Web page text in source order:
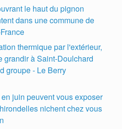
le haut du pignon
dans une commune de
thermique par l'extérieur,
grandir à Saint-Doulchard
groupe - Le Berry
juin peuvent vous exposer
nichent chez vous